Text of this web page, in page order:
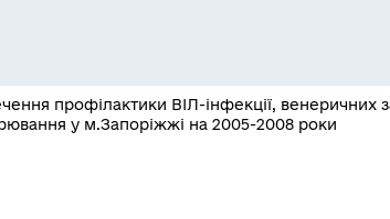
Е-СЕРВІСИ
профілактики ВІЛ-інфекції, венеричних
у м.Запоріжжі на 2005-2008 роки